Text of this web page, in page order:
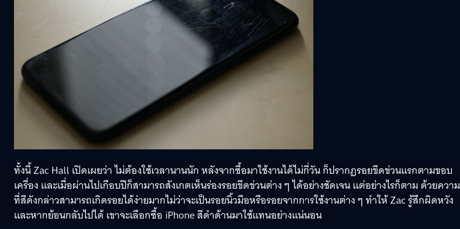
ทั้งนี้ Zac Hall เปิดเผยว่า ไม่ต้องใช้เวลานานนัก หลังจากซื้อมาใช้งานได้ไม่กี่วัน ก็ปรากฏรอยขีดข่วนแรกตามขอบ
เครื่อง และเมื่อผ่านไปเกือบปีก็สามารถสังเกตเห็นร่องรอยขีดข่วนต่าง ๆ ได้อย่างชัดเจน แต่อย่างไรก็ตาม ด้วยความ
ที่สีดังกล่าวสามารถเกิดรอยได้ง่ายมากไม่ว่าจะเป็นรอยนิ้วมือหรือรอยจากการใช้งานต่าง ๆ ทำให้ Zac รู้สึกผิดหวัง
และหากย้อนกลับไปได้ เขาจะเลือกซื้อ iPhone สีดำด้านมาใช้แทนอย่างแน่นอน